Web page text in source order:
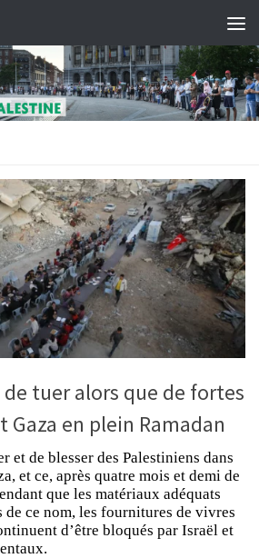
tuer alors que de fortes
en plein Ramadan
et de blesser des Palestiniens dans
et ce, après quatre mois et demi de
que les matériaux adéquats
de ce nom, les fournitures de vivres
d’être bloqués par Israël et